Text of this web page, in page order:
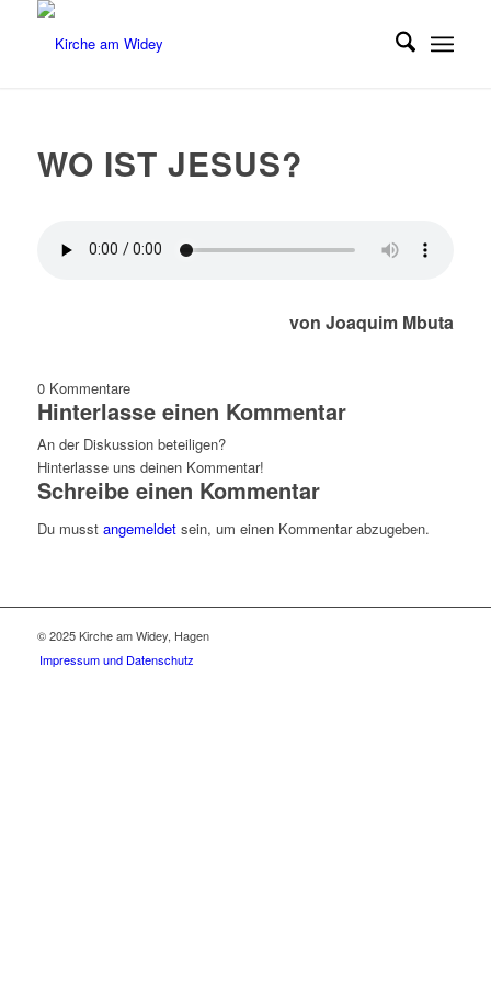
WO IST JESUS?
von Joaquim Mbuta
0 Kommentare
Hinterlasse einen Kommentar
An der Diskussion beteiligen?
Hinterlasse uns deinen Kommentar!
Schreibe einen Kommentar
Du musst angemeldetsein, um einen Kommentar abzugeben.
© 2025 Kirche am Widey, Hagen
Impressum und Datenschutz